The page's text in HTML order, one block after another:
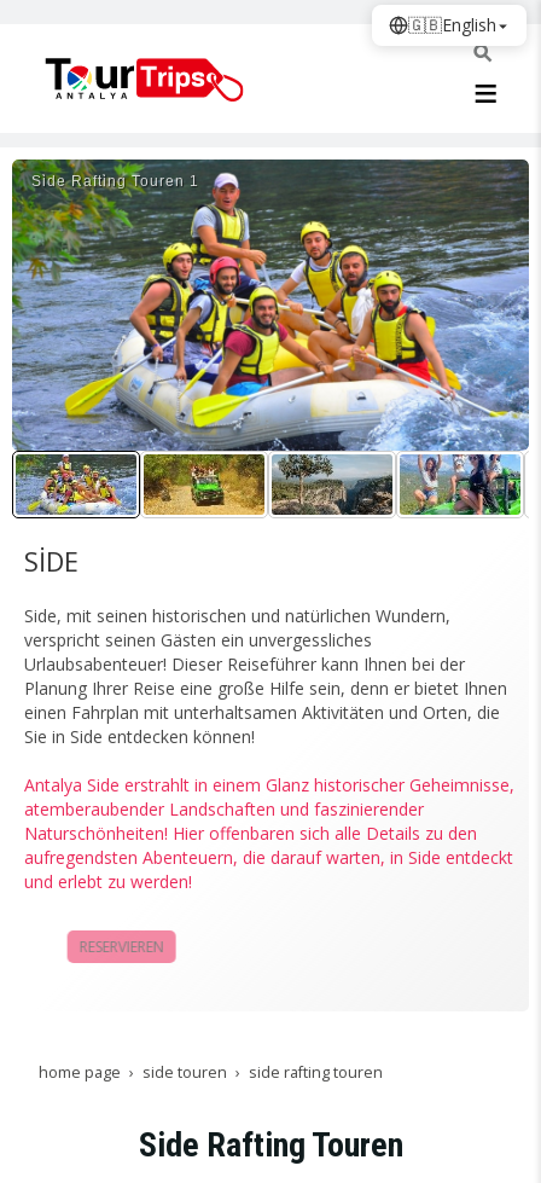
Si̇de Rafti̇ng Touren 1
SİDE
Side, mit seinen historischen und natürlichen Wundern,
verspricht seinen Gästen ein unvergessliches
Urlaubsabenteuer! Dieser Reiseführer kann Ihnen bei der
Planung Ihrer Reise eine große Hilfe sein, denn er bietet Ihnen
einen Fahrplan mit unterhaltsamen Aktivitäten und Orten, die
Sie in Side entdecken können!
Antalya Side erstrahlt in einem Glanz historischer Geheimnisse,
atemberaubender Landschaften und faszinierender
Naturschönheiten! Hier offenbaren sich alle Details zu den
aufregendsten Abenteuern, die darauf warten, in Side entdeckt
und erlebt zu werden!
RESERVIEREN
home page side touren side rafting touren
Side Rafting Touren
🇬🇧English